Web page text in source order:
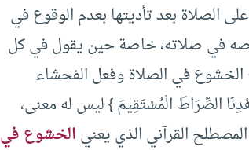
الصلاة بعد تأديتها بعدم الوقوع في
في صلاته، خاصة حين يقول في كل
الخشوع في الصلاة وفعل الفحشاء
الصِّرَاطَ الْمُسْتَقِيمَ } ليس له معنى،
القرآني الذي يعنيالخشوع في